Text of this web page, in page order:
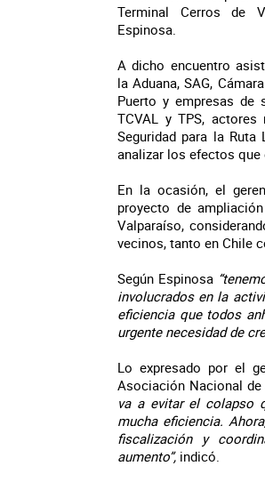
Terminal Cerros de
Espinosa.
A dicho encuentro
la Aduana, SAG,
Puerto y empresas de
TCVAL y TPS,
Seguridad para la
analizar los efectos
En la ocasión, el
proyecto de
Valparaíso,
vecinos, tanto en Chile
Según Espinosa
involucrados en la
eficiencia que todos
urgente necesidad de
Lo expresado por el
Asociación Nacional de
va a evitar el colapso
mucha eficiencia.
fiscalización y
aumento”, indicó.